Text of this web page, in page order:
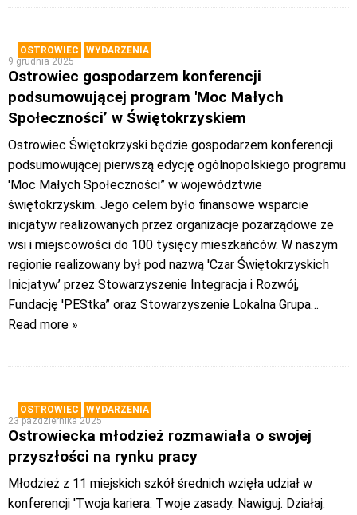
OSTROWIEC
WYDARZENIA
9 grudnia 2025
Ostrowiec gospodarzem konferencji
podsumowującej program 'Moc Małych
Społeczności’ w Świętokrzyskiem
Ostrowiec Świętokrzyski będzie gospodarzem konferencji
podsumowującej pierwszą edycję ogólnopolskiego programu
'Moc Małych Społeczności” w województwie
świętokrzyskim. Jego celem było finansowe wsparcie
inicjatyw realizowanych przez organizacje pozarządowe ze
wsi i miejscowości do 100 tysięcy mieszkańców. W naszym
regionie realizowany był pod nazwą 'Czar Świętokrzyskich
Inicjatyw’ przez Stowarzyszenie Integracja i Rozwój,
Fundację 'PEStka” oraz Stowarzyszenie Lokalna Grupa…
Read more »
OSTROWIEC
WYDARZENIA
23 października 2025
Ostrowiecka młodzież rozmawiała o swojej
przyszłości na rynku pracy
Młodzież z 11 miejskich szkół średnich wzięła udział w
konferencji 'Twoja kariera. Twoje zasady. Nawiguj. Działaj.